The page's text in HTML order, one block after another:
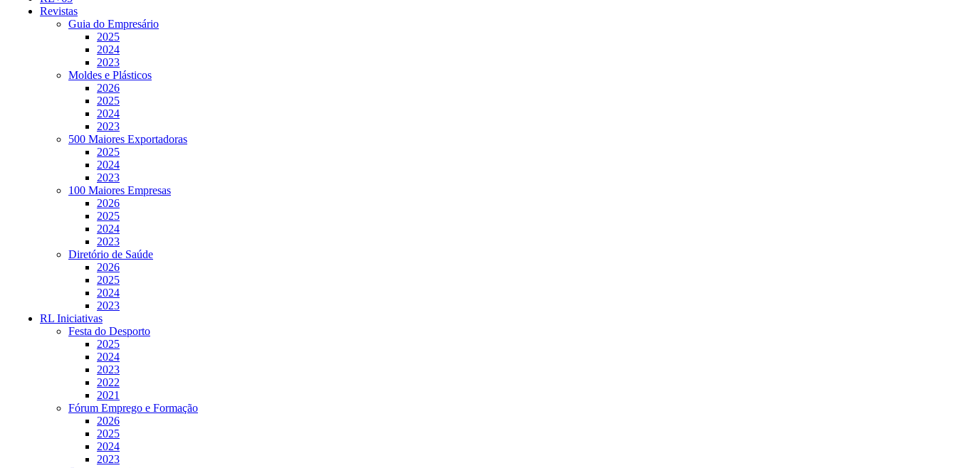
Revistas
Guia do Empresário
2025
2024
2023
Moldes e Plásticos
2026
2025
2024
2023
500 Maiores Exportadoras
2025
2024
2023
100 Maiores Empresas
2026
2025
2024
2023
Diretório de Saúde
2026
2025
2024
2023
RL Iniciativas
Festa do Desporto
2025
2024
2023
2022
2021
Fórum Emprego e Formação
2026
2025
2024
2023